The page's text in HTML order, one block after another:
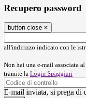
Recupero password
button close ×
all'indirizzo indicato con le
Non hai una e-mail associata
tramite la Login Spaggiari
E-mail inviata, si prega di